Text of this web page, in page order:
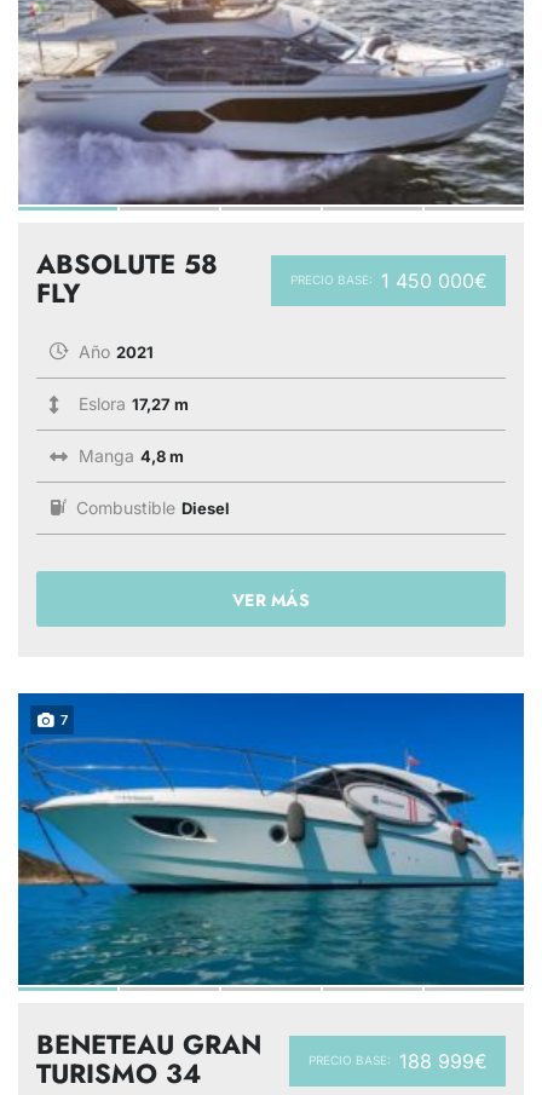
PRECIO BASE: 1 450 000€
ABSOLUTE 58
FLY
Año 2021
Eslora 17,27 m
Manga 4,8 m
Combustible Diesel
VER MÁS
7
PRECIO BASE: 188 999€
BENETEAU GRAN
TURISMO 34